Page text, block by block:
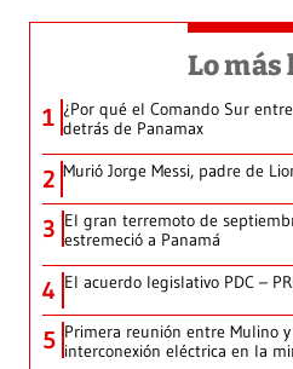
Lo más
1 ¿Por qué el Comando Sur
detrás de Panamax
2 Murió Jorge Messi, padre de
3 El gran terremoto de
estremeció a Panamá
4 El acuerdo legislativo PDC –
5 Primera reunión entre Mulino
interconexión eléctrica en la